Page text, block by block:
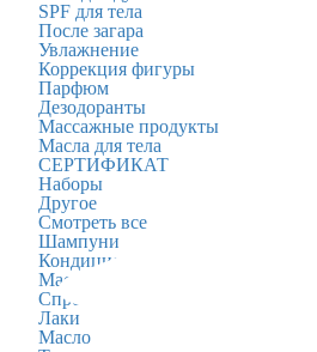
SPF для тела
После загара
Увлажнение
Коррекция фигуры
Парфюм
Дезодоранты
Массажные продукты
Масла для тела
СЕРТИФИКАТ
Наборы
Другое
Смотреть все
Шампуни
Кондиционеры
Маски и сыворотки
Спреи
Лаки
Масло